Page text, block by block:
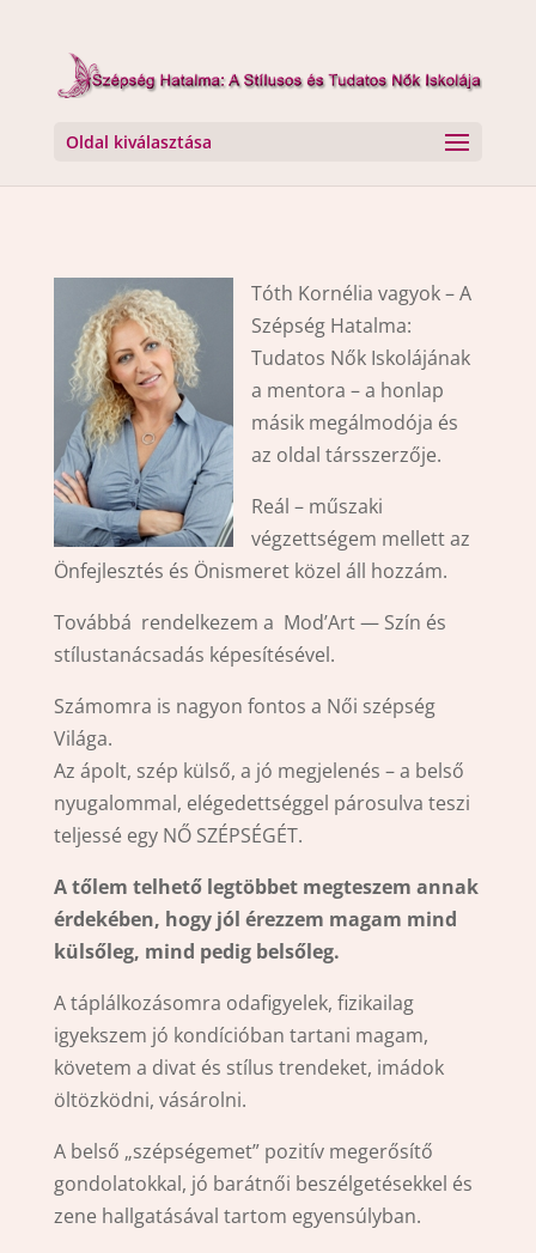
Oldal kiválasztása
Tóth Kornélia vagyok – A
Szépség Hatalma:
Tudatos Nők Iskolájának
a mentora – a honlap
másik megálmodója és
az oldal társszerzője.
Reál – műszaki
végzettségem mellett az
Önfejlesztés és Önismeret közel áll hozzám.
Továbbá rendelkezem a Mod’Art — Szín és
stílustanácsadás képesítésével.
Számomra is nagyon fontos a Női szépség
Világa.
Az ápolt, szép külső, a jó megjelenés – a belső
nyugalommal, elégedettséggel párosulva teszi
teljessé egy NŐ SZÉPSÉGÉT.
A tőlem telhető legtöbbet megteszem annak
érdekében, hogy jól érezzem magam mind
külsőleg, mind pedig belsőleg.
A táplálkozásomra odafigyelek, fizikailag
igyekszem jó kondícióban tartani magam,
követem a divat és stílus trendeket, imádok
öltözködni, vásárolni.
A belső „szépségemet” pozitív megerősítő
gondolatokkal, jó barátnői beszélgetésekkel és
zene hallgatásával tartom egyensúlyban.